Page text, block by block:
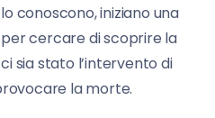
conoscono, iniziano una
cercare di scoprire la
sia stato l’intervento di
la morte.